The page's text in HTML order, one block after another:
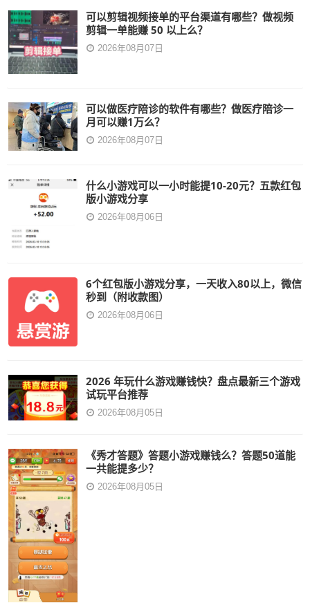
可以剪辑视频接单的平台渠道有哪些？做视频
剪辑一单能赚 50 以上么？
2026年08月07日
可以做医疗陪诊的软件有哪些？做医疗陪诊一
月可以赚1万么？
2026年08月07日
什么小游戏可以一小时能提10-20元？五款红包
版小游戏分享
2026年08月06日
6个红包版小游戏分享，一天收入80以上，微信
秒到（附收款图）
2026年08月06日
2026 年玩什么游戏赚钱快？盘点最新三个游戏
试玩平台推荐
2026年08月05日
《秀才答题》答题小游戏赚钱么？答题50道能
一共能提多少？
2026年08月05日